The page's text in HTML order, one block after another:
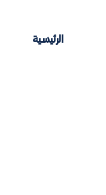
الرئيسية